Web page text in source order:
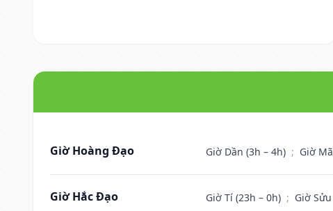
Giờ Hoàng Đạo Giờ Dần (3h – 4h) ; Giờ
Giờ Hắc Đạo Giờ Tí (23h – 0h) ; Giờ